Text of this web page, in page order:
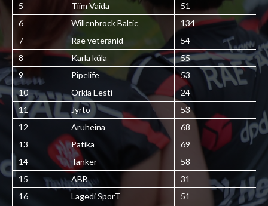
5
Tiim Vaida
51
6
Willenbrock Baltic
134
7
Rae veteranid
54
8
Karla küla
55
9
Pipelife
53
10
Orkla Eesti
24
11
Jyrto
53
12
Aruheina
68
13
Patika
69
14
Tanker
58
15
ABB
31
16
Lagedi SporT 51